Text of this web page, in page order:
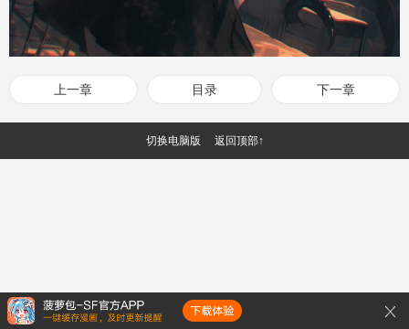
上一章 目录 下一章
切换电脑版 返回顶部↑